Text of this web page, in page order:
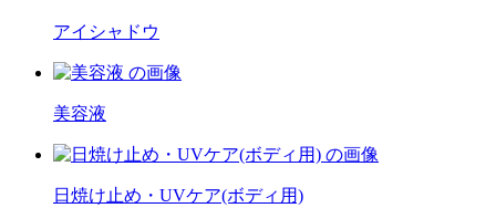
アイシャドウ
美容液
日焼け止め・UVケア(ボディ用)